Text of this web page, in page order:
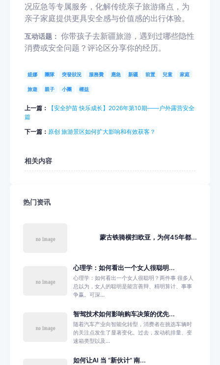
况应急等专属服务，化解传统亲子旅游痛点，为
亲子家庭提供更具安全感与价值感的出行体验。
互动话题： 你带孩子去新疆旅游，遇到过哪些隐性
消费或安全问题？评论区分享你的经历。
媞娜 團隊 突發狀況 服務費 應急 新疆 前置 兒童 家庭
旅遊 親子 小團 權益
上一篇：
【安全护苗 快乐成长】2026年第10期——户外露营安全
篇
下一篇： 原创 旅游景区如何扩大影响和有效获客？
相关内容
热门资讯
蒙古铁骑横扫欧亚，为何45年都...
心理学：如何看出一个女人很聪明...
心理学：如何看出一个女人很聪明？两件事 很多人
总以为，女人的聪明是能言善辩、精明算计、事事
争赢。可深...
智驾技术如何影响购车决策的优先...
随着汽车产业向智能化转型，消费者在挑选车辆时
的关注点发生了显著变化。过去，发动机排量、变
速箱类型以及...
如何让AI 当 “新伙计” 南...